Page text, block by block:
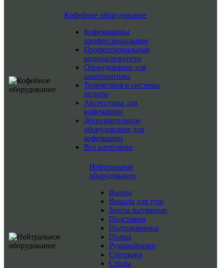
Кофейное оборудование
Кофемашины
профессиональные
Профессиональные
водонагреватели
Оборудование для
альтернативы
Телеметрия и системы
оплаты
Аксессуары для
кофемашин
Дополнительное
оборудование для
кофемашин
Все категории
Нейтральное
оборудование
Ванны
Вешала для туш
Зонты вытяжные
Подставки
Подтоварники
Полки
Рукомойники
Стеллажи
Столы